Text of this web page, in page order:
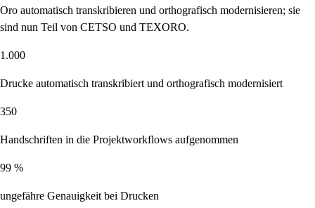
Oro automatisch transkribieren und orthografisch modernisieren; sie
sind nun Teil von CETSO und TEXORO.
1.000
Drucke automatisch transkribiert und orthografisch modernisiert
350
Handschriften in die Projektworkflows aufgenommen
99 %
ungefähre Genauigkeit bei Drucken